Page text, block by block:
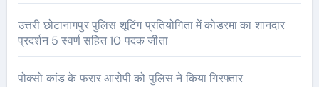
उत्तरी छोटानागपुर पुलिस शूटिंग प्रतियोगिता में कोडरमा का शानदार
प्रदर्शन 5 स्वर्ण सहित 10 पदक जीता
पोक्सो कांड के फरार आरोपी को पुलिस ने किया गिरफ्तार